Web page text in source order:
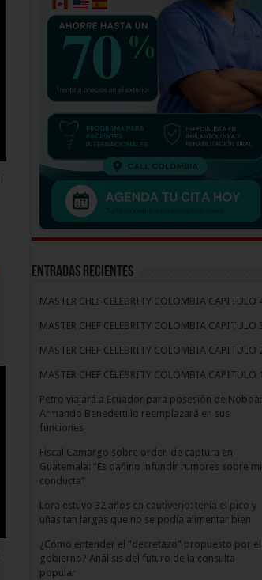
Entradas recientes
MASTER CHEF CELEBRITY COLOMBIA CAPITULO
MASTER CHEF CELEBRITY COLOMBIA CAPITULO
MASTER CHEF CELEBRITY COLOMBIA CAPITULO
MASTER CHEF CELEBRITY COLOMBIA CAPITULO 1
Petro viajará a Ecuador para posesión de Noboa:
Armando Benedetti lo reemplazará en sus
funciones
Fiscal Camargo sobre orden de captura en
Guatemala: “Es dañino infundir rumores sobre mi
conducta”
Lora estuvo 32 años en cautiverio: tenía el pico y
uñas tan largas que no se podía alimentar bien
¿Cómo entender el “decretazo” propuesto por el
gobierno? Análisis del futuro de la consulta
popular